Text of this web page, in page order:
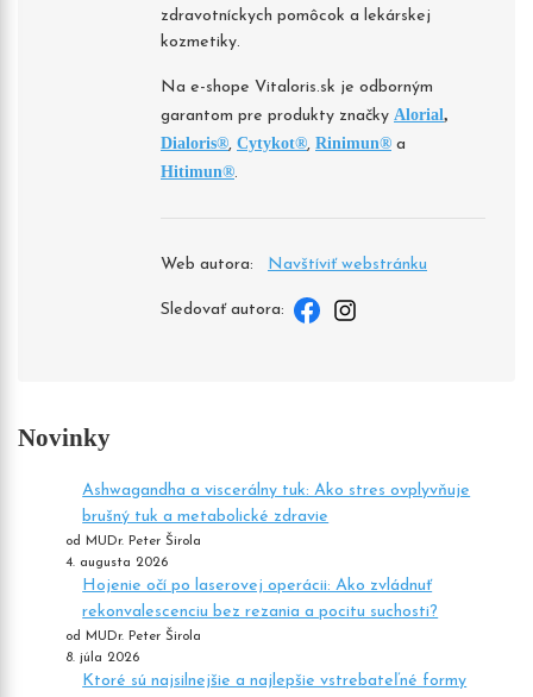
zdravotníckych pomôcok a lekárskej
kozmetiky.
Na e-shope Vitaloris.sk je odborným
garantom pre produkty značky Alorial,
Dialoris®, Cytykot®, Rinimun® a
Hitimun®.
Web autora: Navštíviť webstránku
Sledovať autora:
Novinky
Ashwagandha a viscerálny tuk: Ako stres ovplyvňuje
brušný tuk a metabolické zdravie
od MUDr. Peter Širola
4. augusta 2026
Hojenie očí po laserovej operácii: Ako zvládnuť
rekonvalescenciu bez rezania a pocitu suchosti?
od MUDr. Peter Širola
8. júla 2026
Ktoré sú najsilnejšie a najlepšie vstrebateľné formy